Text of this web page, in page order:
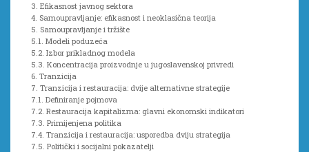
3. Efikasnost javnog sektora
4. Samoupravljanje: efikasnost i neoklasična teorija
5. Samoupravljanje i tržište
5.1. Modeli poduzeća
5.2. Izbor prikladnog modela
5.3. Koncentracija proizvodnje u jugoslavenskoj privredi
6. Tranzicija
7. Tranzicija i restauracija: dvije alternativne strategije
7.1. Definiranje pojmova
7.2. Restauracija kapitalizma: glavni ekonomski indikatori
7.3. Primijenjena politika
7.4. Tranzicija i restauracija: usporedba dviju strategija
7.5. Politički i socijalni pokazatelji